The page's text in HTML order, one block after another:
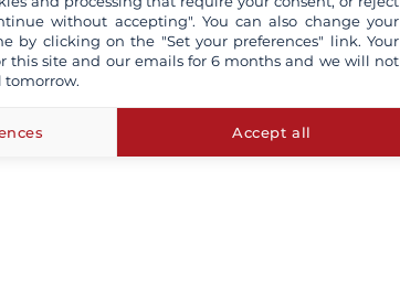
without accepting". You can also change your
by clicking on the "Set your preferences" link. Your
this site and our emails for 6 months and we will not
tomorrow.
Accept all